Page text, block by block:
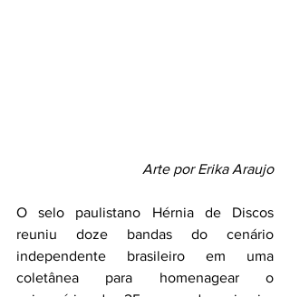
Arte por Erika Araujo
O selo paulistano Hérnia de Discos
reuniu doze bandas do cenário
independente brasileiro
em uma
coletânea para homenagear o